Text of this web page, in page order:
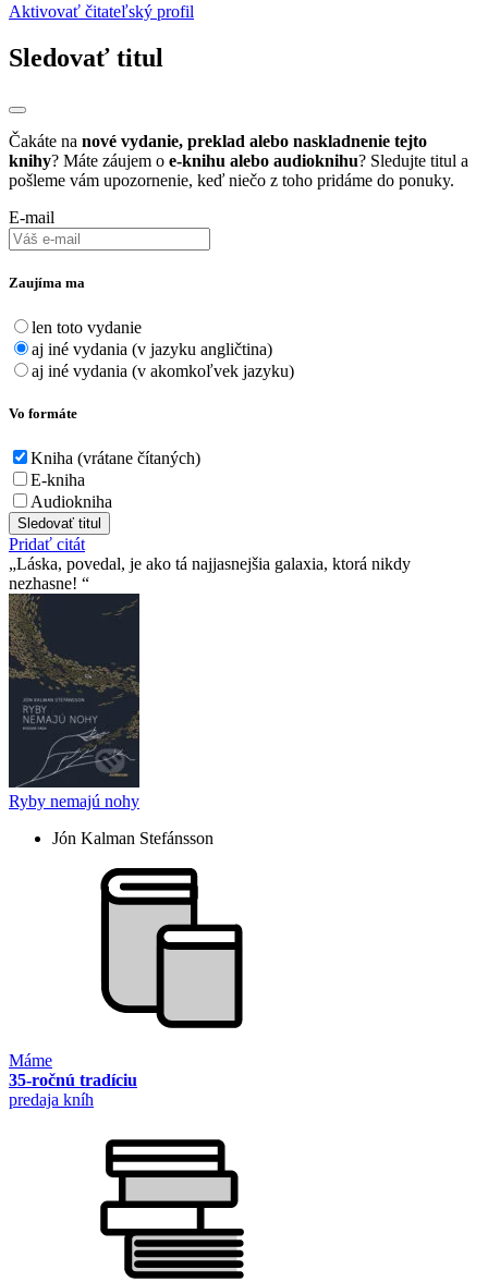
Aktivovať čitateľský profil
Sledovať titul
Čakáte na nové vydanie, preklad alebo naskladnenie tejto
knihy? Máte záujem o e-knihu alebo audioknihu? Sledujte titul a
pošleme vám upozornenie, keď niečo z toho pridáme do ponuky.
E-mail
Zaujíma ma
len toto vydanie
aj iné vydania (v jazyku angličtina)
aj iné vydania (v akomkoľvek jazyku)
Vo formáte
Kniha (vrátane čítaných)
E-kniha
Audiokniha
Sledovať titul
Pridať citát
Láska, povedal, je ako tá najjasnejšia galaxia, ktorá nikdy
nezhasne!
Ryby nemajú nohy
Jón Kalman Stefánsson
Máme
35-ročnú tradíciu
predaja kníh